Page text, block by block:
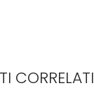
CORRELATI